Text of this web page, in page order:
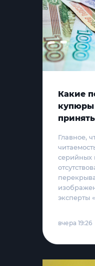
Какие
купюры
Главное,
серийных
эксперты
вчера 19:26